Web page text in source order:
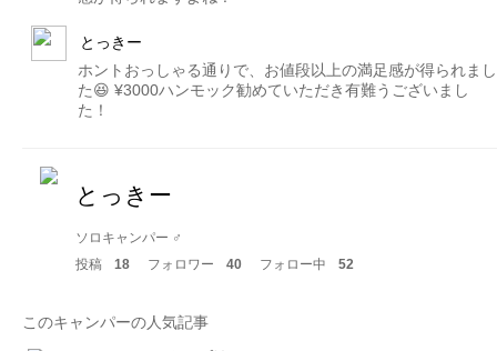
とっきー
ホントおっしゃる通りで、お値段以上の満足感が得られまし
た😆 ¥3000ハンモック勧めていただき有難うございまし
た！
とっきー
ソロキャンパー ♂
投稿
18 フォロワー 40 フォロー中 52
このキャンパーの人気記事